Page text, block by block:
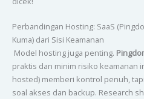
Perbandingan Hosting: SaaS
Kuma) dari Sisi Keamanan
Model hosting juga penting.
praktis dan minim risiko keamanan
hosted) memberi kontrol penuh,
soal akses dan backup. Research